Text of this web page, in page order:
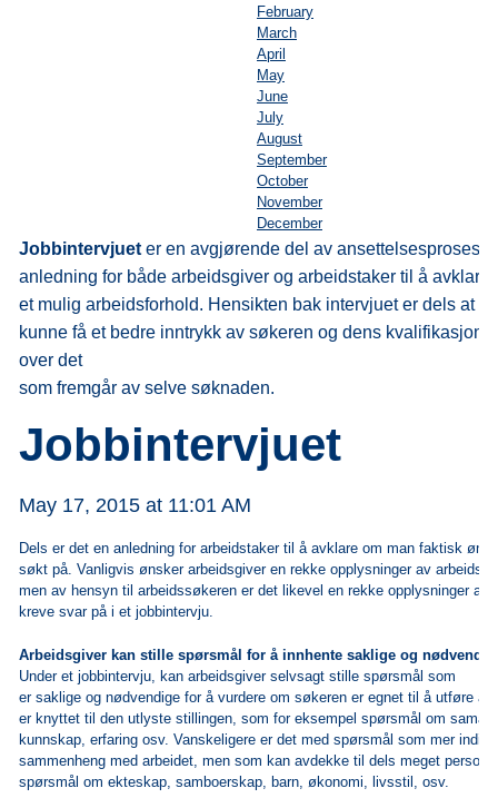
February
March
April
May
June
July
August
September
October
November
December
Jobbintervjuet er en avgjørende del av
anledning for både arbeidsgiver og arbeidstaker til å avklare
et mulig arbeidsforhold. Hensikten bak intervjuet er dels at
kunne få et bedre inntrykk av søkeren og dens
over det
som fremgår av selve søknaden.
Jobbintervjuet
May 17, 2015 at 11:01 AM
Dels er det en anledning for arbeidstaker til å avklare om man faktisk
søkt på. Vanligvis ønsker arbeidsgiver en rekke opplysninger av
men av hensyn til arbeidssøkeren er det likevel en rekke opplysninger
kreve svar på i et jobbintervju.
Arbeidsgiver kan stille spørsmål for å innhente saklige og
Under et jobbintervju, kan arbeidsgiver selvsagt stille spørsmål som
er saklige og nødvendige for å vurdere om søkeren er egnet til å utføre
er knyttet til den utlyste stillingen, som for eksempel spørsmål om
kunnskap, erfaring osv. Vanskeligere er det med spørsmål som mer
sammenheng med arbeidet, men som kan avdekke til dels meget
spørsmål om ekteskap, samboerskap, barn, økonomi, livsstil, osv.